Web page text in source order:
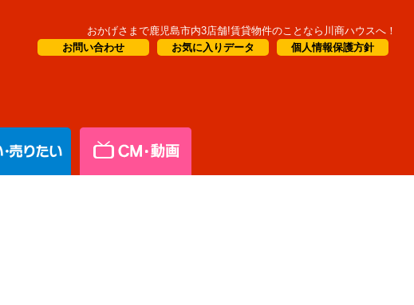
おかげさまで鹿児島市内3店舗!賃貸物件のことなら川商ハウスへ！
個人情報保護方針
お気に入りデータ
お問い合わせ